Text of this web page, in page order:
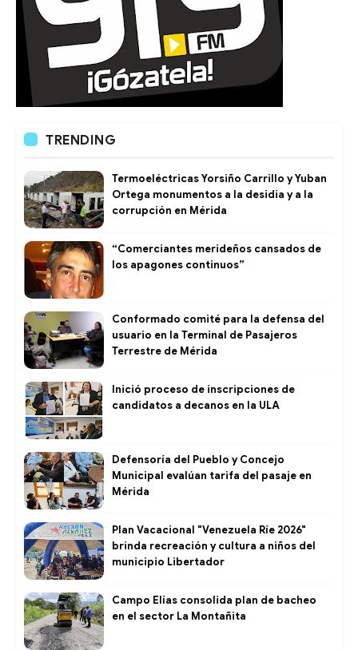
TRENDING
Termoeléctricas Yorsiño Carrillo y Yuban
Ortega monumentos a la desidia y a la
corrupción en Mérida
“Comerciantes merideños cansados de
los apagones continuos”
Conformado comité para la defensa del
usuario en la Terminal de Pasajeros
Terrestre de Mérida
Inició proceso de inscripciones de
candidatos a decanos en la ULA
Defensoría del Pueblo y Concejo
Municipal evalúan tarifa del pasaje en
Mérida
Plan Vacacional "Venezuela Ríe 2026"
brinda recreación y cultura a niños del
municipio Libertador
Campo Elías consolida plan de bacheo
en el sector La Montañita